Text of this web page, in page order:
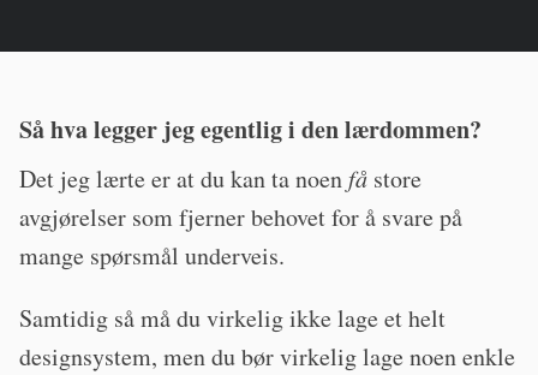
Så hva legger jeg egentlig i den lærdommen?
Det jeg lærte er at du kan ta noenfå store
avgjørelser som fjerner behovet for å svare på
mange spørsmål underveis.
Samtidig så må du virkelig ikke lage et helt
designsystem, men du bør virkelig lage noen enkle